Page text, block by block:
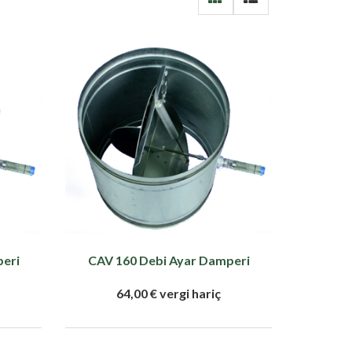
CAV 160 Debi Ayar Damperi
64,00 € vergi hariç